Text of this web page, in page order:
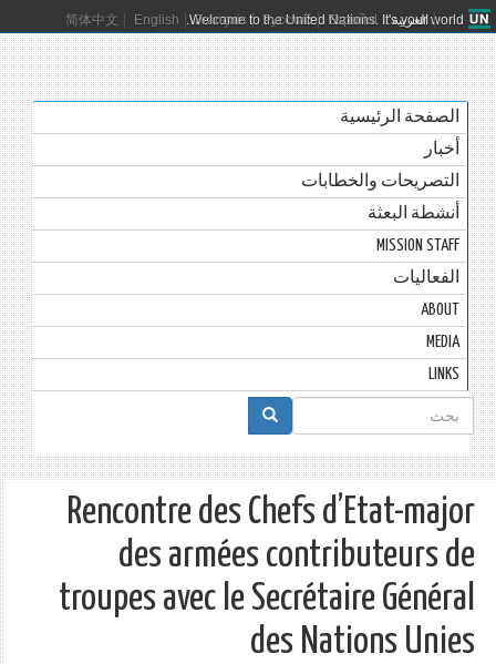
Welcome to the United Nations. It's your world.
العربية 简体中文 English Français Русский Español
الصفحة الرئيسية
أخبار
التصريحات والخطابات
أنشطة البعثة
MISSION STAFF
الفعاليات
ABOUT
MEDIA
LINKS
استمارة
البحث
بحث
Rencontre des Chefs d’Etat-major
des armées contributeurs de
troupes avec le Secrétaire Général
des Nations Unies